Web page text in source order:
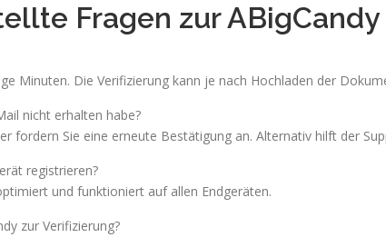
Fragen zur
Minuten. Die Verifizierung kann je nach Hochladen der
nicht erhalten habe?
fordern Sie eine erneute Bestätigung an. Alternativ hilft der
registrieren?
und funktioniert auf allen Endgeräten.
zur Verifizierung?